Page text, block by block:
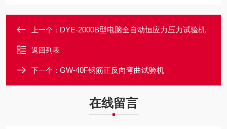
上一个： DYE-2000B型电脑全自动恒应力压力试验机
返回列表
下一个： GW-40F钢筋正反向弯曲试验机
在线留言